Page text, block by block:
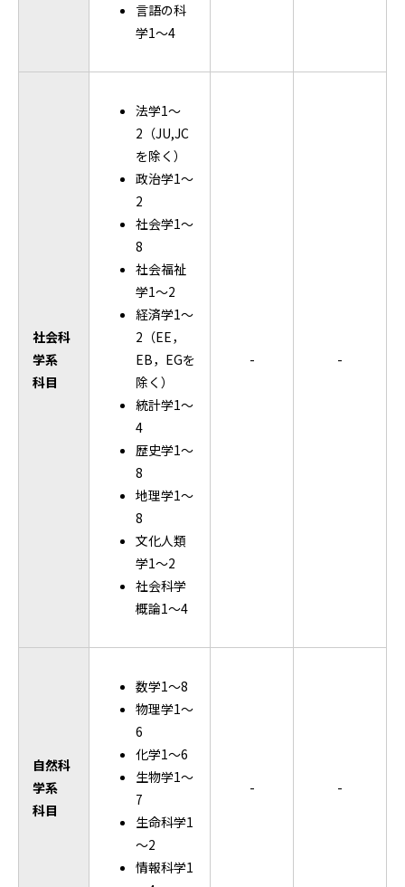
言語の科
学1～4
社会科
学系
科目
法学1～
2（JU,JC
を除く）
政治学1～
2
社会学1～
8
社会福祉
学1～2
経済学1～
2（EE，
EB，EGを
除く）
統計学1～
4
歴史学1～
8
地理学1～
8
文化人類
学1～2
社会科学
概論1～4
- -
自然科
学系
科目
数学1～8
物理学1～
6
化学1～6
生物学1～
7
生命科学1
～2
情報科学1
- -